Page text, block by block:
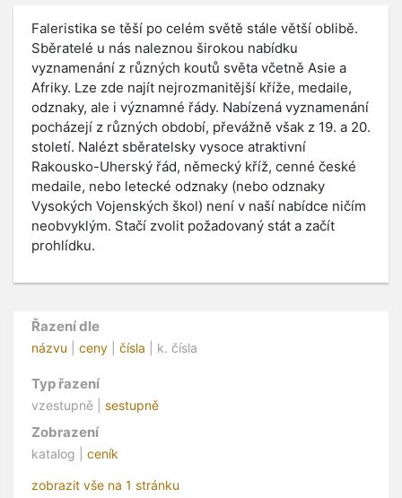
Faleristika se těší po celém světě stále větší oblibě.
Sběratelé u nás naleznou širokou nabídku
vyznamenání z různých koutů světa včetně Asie a
Afriky. Lze zde najít nejrozmanitější kříže, medaile,
odznaky, ale i významné řády. Nabízená vyznamenání
pocházejí z různých období, převážně však z 19. a 20.
století. Nalézt sběratelsky vysoce atraktivní
Rakousko-Uherský řád, německý kříž, cenné české
medaile, nebo letecké odznaky (nebo odznaky
Vysokých Vojenských škol) není v naší nabídce ničím
neobvyklým. Stačí zvolit požadovaný stát a začít
prohlídku.
Řazení dle
názvu ceny čísla | k. čísla
Typ řazení
vzestupně | sestupně
Zobrazení
katalog | ceník
zobrazit vše na 1 stránku